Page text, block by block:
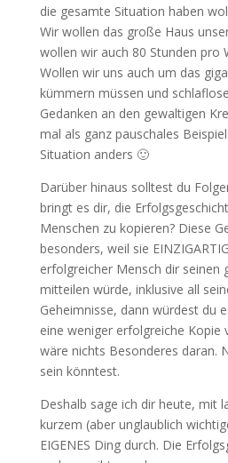
die gesamte Situation haben
Wir wollen das große Haus
wollen wir auch 80 Stunden pro
Wollen wir uns auch um das
kümmern müssen und
Gedanken an den gewaltigen
mal als ganz pauschales
Situation anders 🙂
Darüber hinaus solltest du
bringt es dir, die
Menschen zu kopieren? Diese
besonders, weil sie
erfolgreicher Mensch dir seinen
mitteilen würde, inklusive all
Geheimnisse, dann würdest du
eine weniger erfolgreiche Kopie
wäre nichts Besonderes daran.
sein könntest.
Deshalb sage ich dir heute, mit
kurzem (aber unglaublich
EIGENES Ding durch. Die